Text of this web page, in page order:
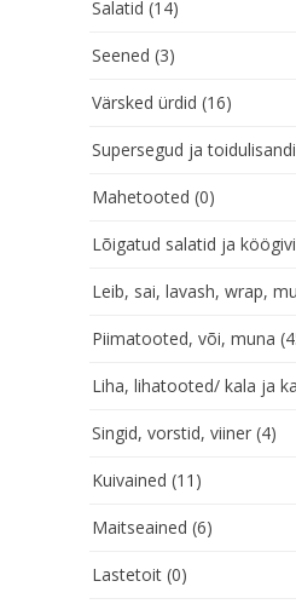
Salatid (14)
Seened (3)
Värsked ürdid (16)
Supersegud ja
Mahetooted (0)
Lõigatud salatid ja
Leib, sai, lavash, wrap,
Piimatooted, või, muna
Liha, lihatooted/ kala ja
Singid, vorstid, viiner (4)
Kuivained (11)
Maitseained (6)
Lastetoit (0)